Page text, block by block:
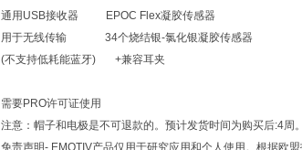
通用 USB接收器 EPOC Flex凝胶传感器
用于无线传输 34个烧结银-氯化银凝胶传感器
(不支持低耗能蓝牙) +兼容耳夹
需要PRO许可证使用
注意：帽子和电极是不可退款的。预计发货时间为购买后:4周。
免责声明- EMOTIV产品仅用于研究应用和个人使用。根据欧